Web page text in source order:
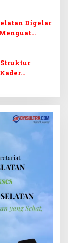
Digelar
Struktur